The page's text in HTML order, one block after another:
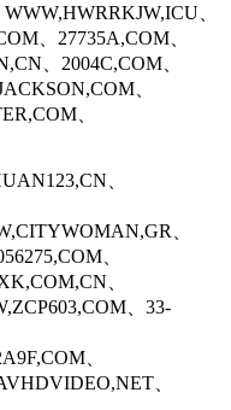
、
、27735A,COM、
、2004C,COM、
、
、
、
、
、
、
、33-
、
、